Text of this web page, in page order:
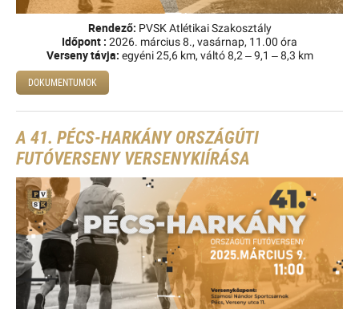
Rendező: PVSK Atlétikai Szakosztály
Időpont : 2026. március 8., vasárnap, 11.00 óra
Verseny távja: egyéni 25,6 km, váltó 8,2 – 9,1 – 8,3 km
DOKUMENTUMOK
A 41. PÉCS-HARKÁNY ORSZÁGÚTI
FUTÓVERSENY VERSENYKIÍRÁSA